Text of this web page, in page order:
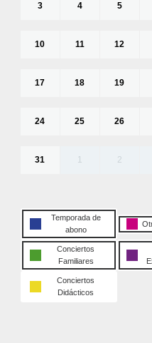
3 4 5
10 11 12
17 18 19
24 25 26
31 1 2
Temporada de
abono
Conciertos
Familiares
Conciertos
Didácticos